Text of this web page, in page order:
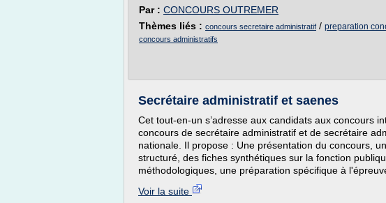
Par : CONCOURS OUTREMER
Thèmes liés : concours secretaire administratif / preparation
concours administratifs
Secrétaire administratif et saenes
Cet tout-en-un s’adresse aux candidats aux concours
concours de secrétaire administratif et de secrétaire
nationale. Il propose : Une présentation du concours,
structuré, des fiches synthétiques sur la fonction
méthodologiques, une préparation spécifique à
Voir la suite